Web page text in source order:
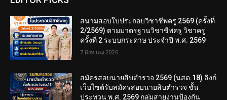
สนามสอบใบประกอบวิชาชีพครู 2569 (ครั้งที่
2/2569) ตามมาตรฐานวิชาชีพครู วิชาครู
ครั้งที่ 2 ระบบกระดาษ ประจำปี พ.ศ. 2569
7 สิงหาคม 2026
สมัครสอบนายสิบตำรวจ 2569 (นสต.18) ลิงก์
เว็บไซต์รับสมัครสอบนายสิบตำรวจ ชั้น
ประทวน พ.ศ. 2569 กลุ่มสายงานป้องกัน